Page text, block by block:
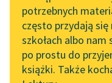
Nowy audiobook –
„Marzenie o Oriencie”
Sophie Elkan
Kolekcja Nadwyraz.com
potrzebnych
często przydają
szkołach albo nam
po prostu do
książki. Także